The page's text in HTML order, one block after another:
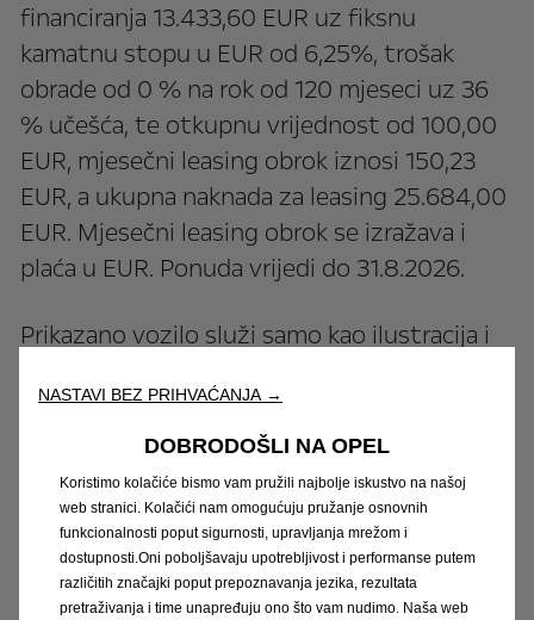
financiranja 13.433,60 EUR uz fiksnu
kamatnu stopu u EUR od 6,25%, trošak
obrade od 0 % na rok od 120 mjeseci uz 36
% učešća, te otkupnu vrijednost od 100,00
EUR, mjesečni leasing obrok iznosi 150,23
EUR, a ukupna naknada za leasing 25.684,00
EUR. Mjesečni leasing obrok se izražava i
plaća u EUR. Ponuda vrijedi do 31.8.2026.
Prikazano vozilo služi samo kao ilustracija i
uz nadoplatu.
Prosječna kombinirana potrošnja goriva i
prosječna emisija CO₂ Opel Mokka modela:
4,9 – 5,7 l/100 km i 110 – 129 g/km.
Jamstva za nova osobna motorna vozila u
NASTAVI BEZ PRIHVAĆANJA →
DOBRODOŠLI NA OPEL
Koristimo kolačiće bismo vam pružili najbolje iskustvo na našoj
web stranici. Kolačići nam omogućuju pružanje osnovnih
funkcionalnosti poput sigurnosti, upravljanja mrežom i
dostupnosti.Oni poboljšavaju upotrebljivost i performanse putem
različitih značajki poput prepoznavanja jezika, rezultata
pretraživanja i time unapređuju ono što vam nudimo. Naša web